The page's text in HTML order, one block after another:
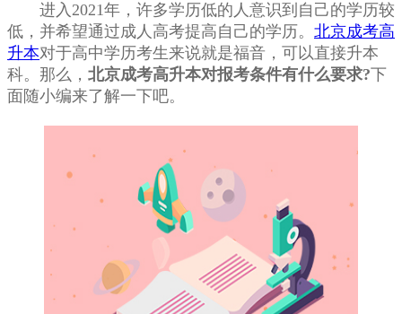
进入2021年，许多学历低的人意识到自己的学历较
低，并希望通过成人高考提高自己的学历。 北京成考高
升本对于高中学历考生来说就是福音，可以直接升本
科。那么， 北京成考高升本对报考条件有什么要求?下
面随小编来了解一下吧。